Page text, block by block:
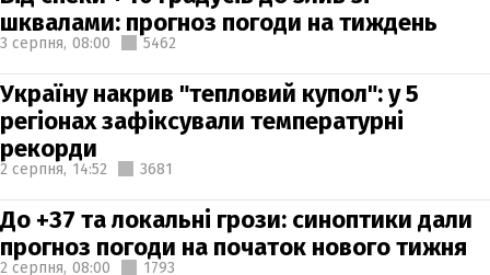
шквалами: прогноз погоди на тиждень
3 серпня, 08:00 5462
Україну накрив "тепловий купол": у 5
регіонах зафіксували температурні
рекорди
2 серпня, 14:52 3681
До +37 та локальні грози: синоптики дали
прогноз погоди на початок нового тижня
2 серпня, 08:00 1793